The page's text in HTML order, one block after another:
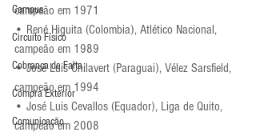
Campus
Circuito Físico
Cobrança de Falta
Compra Exterior
Comunicação
campeão em 1971
• René Higuita (Colombia), Atlético Nacional,
campeão em 1989
• José Luis Chilavert (Paraguai), Vélez Sarsfield,
campeão em 1994
• José Luis Cevallos (Equador), Liga de Quito,
campeão em 2008